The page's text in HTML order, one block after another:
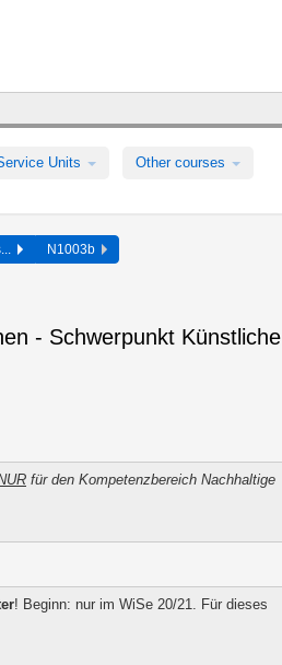
Units Other courses
N1003b
- Schwerpunkt Künstliche
für den Kompetenzbereich Nachhaltige
! Beginn: nur im WiSe 20/21. Für dieses